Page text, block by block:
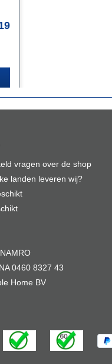
vragen over de shop
landen leveren wij?
0460 8327 43
Home BV